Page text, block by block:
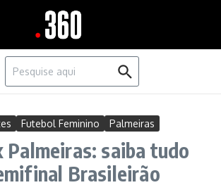
Procurar por:
Futebol Feminino Palmeiras
Palmeiras: saiba tudo
Brasileirão